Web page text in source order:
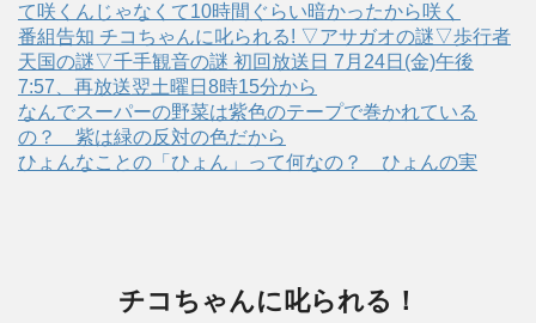
て咲くんじゃなくて10時間ぐらい暗かったから咲く
番組告知 チコちゃんに叱られる! ▽アサガオの謎▽歩行者
天国の謎▽千手観音の謎 初回放送日 7月24日(金)午後
7:57、再放送翌土曜日8時15分から
なんでスーパーの野菜は紫色のテープで巻かれている
の？ 紫は緑の反対の色だから
ひょんなことの「ひょん」って何なの？ ひょんの実
チコちゃんに叱られる！